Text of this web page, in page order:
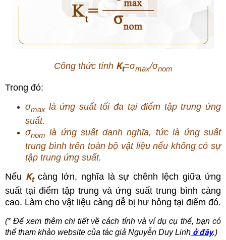
Công thức tính Kt=σmax​/σnom
Trong đó:
σmax là ứng suất tối đa tại điểm tập trung ứng
suất.
σnom ​là ứng suất danh nghĩa, tức là ứng suất
trung bình trên toàn bộ vật liệu nếu không có sự
tập trung ứng suất.
Nếu Ktcàng lớn, nghĩa là sự chênh lệch giữa ứng
suất tại điểm tập trung và ứng suất trung bình càng
cao. Làm cho vật liệu càng dễ bị hư hỏng tại điểm đó.
(* Để xem thêm chi tiết về cách tính và ví dụ cụ thể, bạn có
thể tham khảo website của tác giả Nguyễn Duy Linh ở đây.)